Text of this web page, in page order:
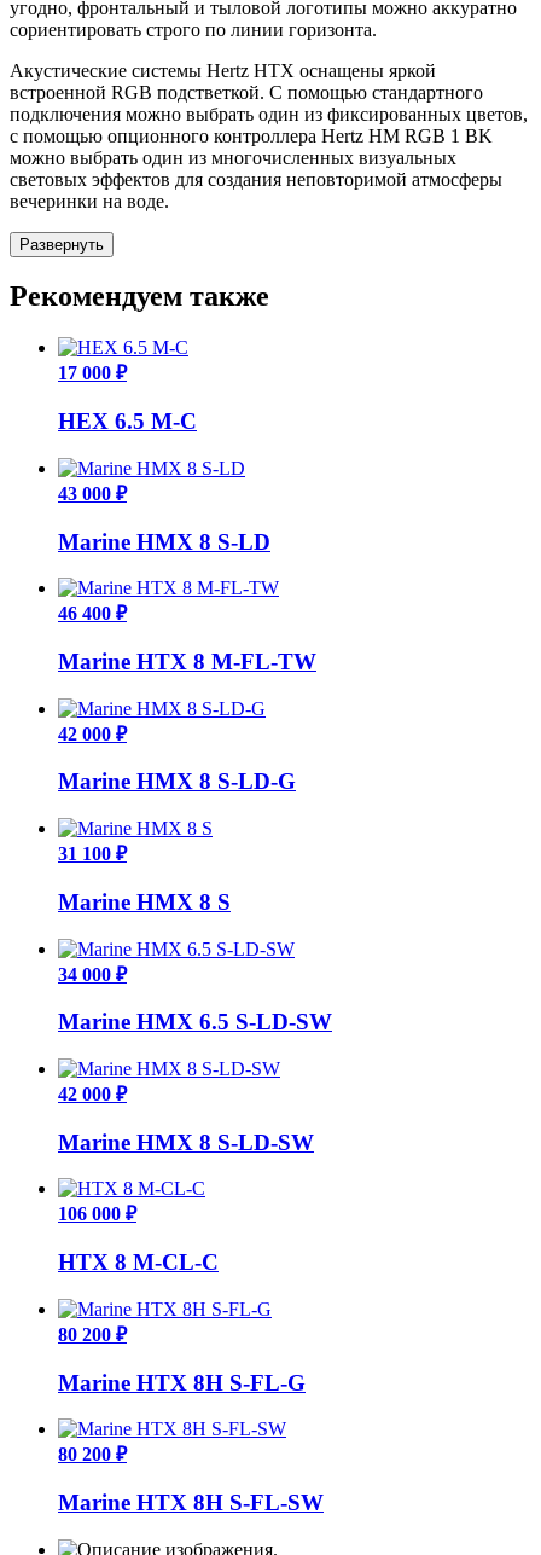
угодно, фронтальный и тыловой логотипы можно аккуратно
сориентировать строго по линии горизонта.
Акустические системы Hertz HTX оснащены яркой
встроенной RGB подстветкой. С помощью стандартного
подключения можно выбрать один из фиксированных цветов,
с помощью опционного контроллера Hertz HM RGB 1 BK
можно выбрать один из многочисленных визуальных
световых эффектов для создания неповторимой атмосферы
вечеринки на воде.
Развернуть
Рекомендуем также
17 000 ₽
HEX 6.5 M-C
43 000 ₽
Marine HMX 8 S-LD
46 400 ₽
Marine HTX 8 M-FL-TW
42 000 ₽
Marine HMX 8 S-LD-G
31 100 ₽
Marine HMX 8 S
34 000 ₽
Marine HMX 6.5 S-LD-SW
42 000 ₽
Marine HMX 8 S-LD-SW
106 000 ₽
HTX 8 M-CL-C
80 200 ₽
Marine HTX 8H S-FL-G
80 200 ₽
Marine HTX 8H S-FL-SW